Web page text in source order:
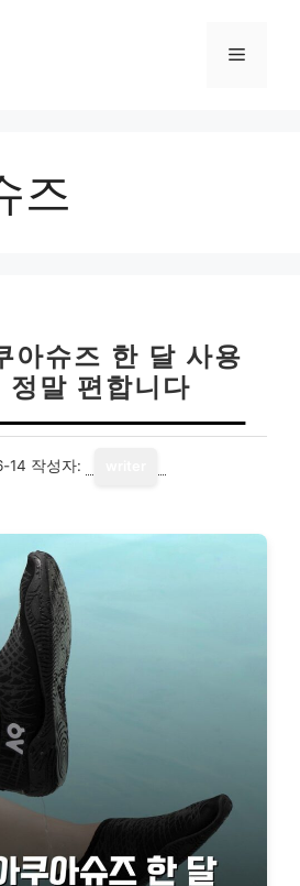
메
즈
아슈즈 한 달 사용
정말 편합니다
14 작성자: